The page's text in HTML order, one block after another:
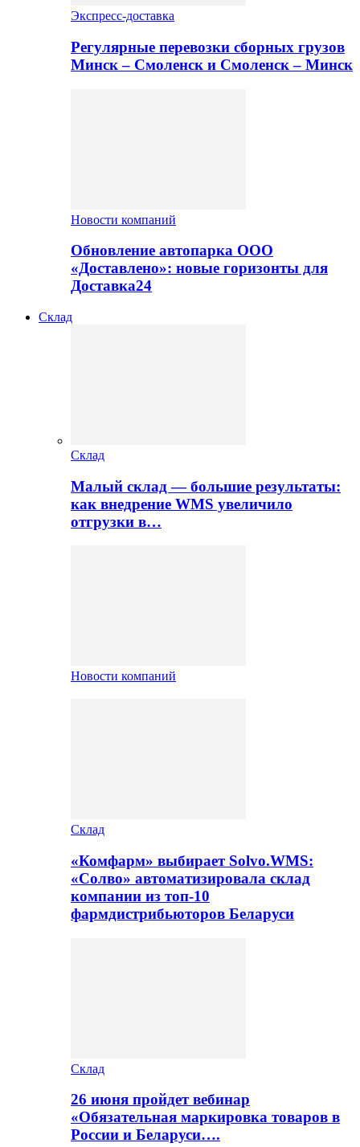
Экспресс-доставка
Регулярные перевозки сборных грузов
Минск – Смоленск и Смоленск – Минск
Новости компаний
Обновление автопарка ООО
«Доставлено»: новые горизонты для
Доставка24
Склад
Склад
Малый склад — большие результаты:
как внедрение WMS увеличило
отгрузки в…
Новости компаний
Склад
«Комфарм» выбирает Solvo.WMS:
«Солво» автоматизировала склад
компании из топ-10
фармдистрибьюторов Беларуси
Склад
26 июня пройдет вебинар
«Обязательная маркировка товаров в
России и Беларуси….